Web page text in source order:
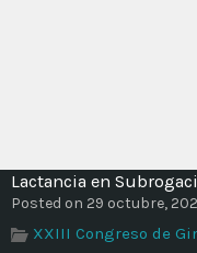
Lactancia en
Posted on 29 octubre,
XXIII Congreso de